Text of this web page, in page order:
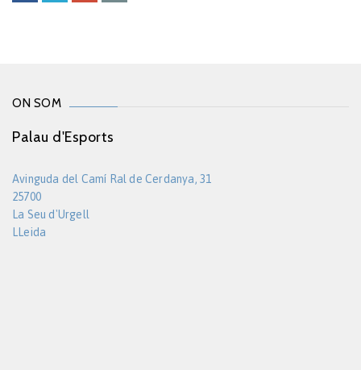
ON SOM
Palau d'Esports
Avinguda del Camí Ral de Cerdanya, 31
25700
La Seu d'Urgell
LLeida